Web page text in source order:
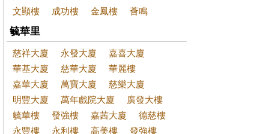
文顯樓
成功樓 金鳳樓 薈鳴
毓華里
慈祥大廈 永發大廈
嘉喜大廈
華基大廈
慈華大廈
華麗樓
嘉華大廈
萬寶大廈
慈樂大廈
明豐大廈
萬年戲院大廈
廣發大樓
毓華樓
發強樓 嘉茜大廈
德慈樓
永豐樓
永利樓 高美樓 發強樓